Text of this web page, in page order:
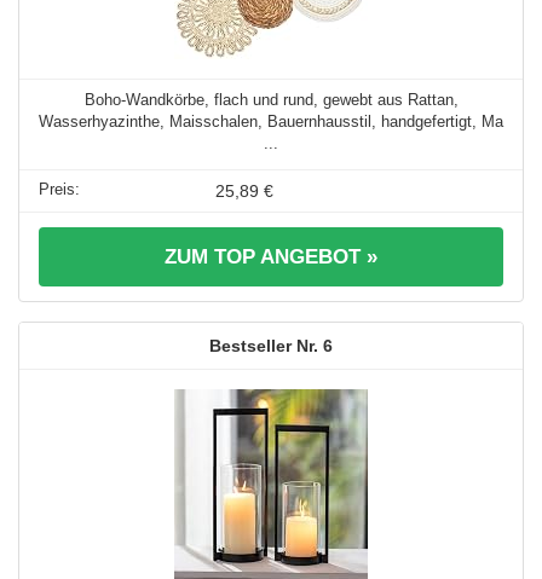
Boho-Wandkörbe, flach und rund, gewebt aus Rattan,
Wasserhyazinthe, Maisschalen, Bauernhausstil, handgefertigt, Ma
25,89 €
ZUM TOP ANGEBOT »
6